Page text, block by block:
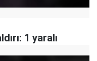
1 yaralı